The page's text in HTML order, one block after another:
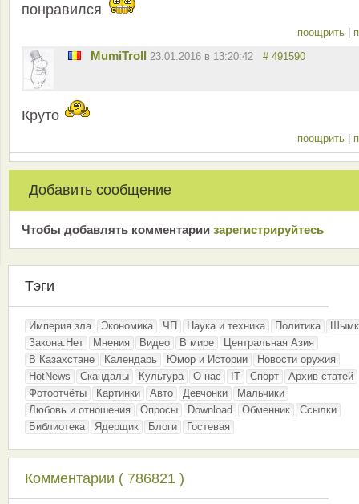
понравился
поощрить |
MumiTroll 23.01.2016 в 13:20:42 # 491590
Круто
поощрить |
Добавить сообщение
Чтобы добавлять комментарии зарeгиcтрирyйтeсь
Тэги
Империя зла Экономика ЧП Наука и техника Политика
Закона.Нет
Мнения Видео В мире
Центральная Азия
В Казахстане
Календарь Юмор и Истории
Новости оружия
HotNews
Скандалы Культура О нас IT Спорт
Архив статей
Фотоотчёты
Картинки Авто Девчонки
Мальчики
Любовь и отношения
Опросы Download Обменник
Ссылки
Библиотека
Ядерщик Блоги Гостевая
Комментарии ( 786821 )